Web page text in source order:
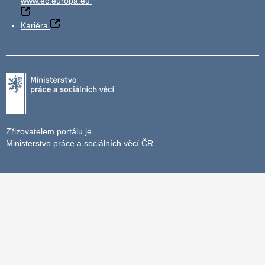
Kariéra
Zřizovatelem portálu je
Ministerstvo práce a sociálních věcí ČR